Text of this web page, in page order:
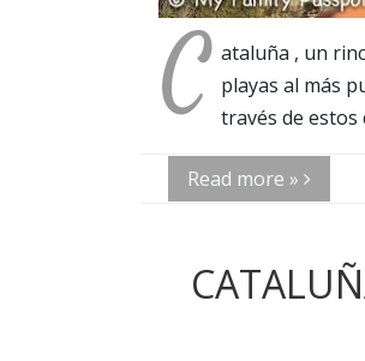
C ataluña , un
playas al más
través de estos
Read more »